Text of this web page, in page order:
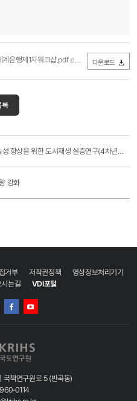
계은행제1차워크샵.pdf (0Byte / 다운로드 503회) 다운로드
록
도시 거주성 및 기능성 향상을 위한 도시재생 실증연구(4차년도)(3-1-0)
강화
거부 저작권정책
영상정보처리기기
시는길 VDI포털
인스타그램
책연구원로 5 (반곡동)
0114